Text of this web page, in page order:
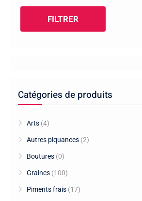
FILTRER
Catégories de produits
Arts (4)
Autres piquances (2)
Boutures (0)
Graines (100)
Piments frais (17)